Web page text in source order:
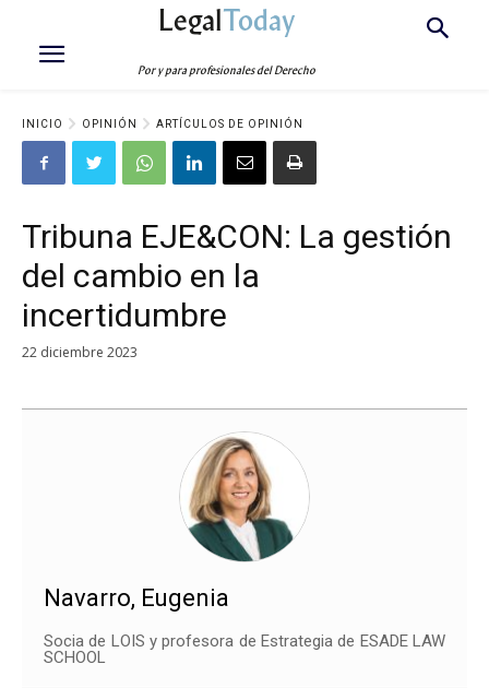
LegalToday
Por y para profesionales del Derecho
INICIO OPINIÓN ARTÍCULOS DE OPINIÓN
Tribuna EJE&CON: La gestión
del cambio en la
incertidumbre
22 diciembre 2023
Navarro, Eugenia
Socia de LOIS y profesora de Estrategia de ESADE LAW
SCHOOL